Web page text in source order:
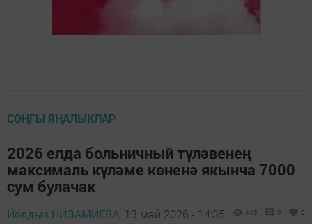
СОҢГЫ ЯҢАЛЫКЛАР
2026 елда больничный түләвенең
максималь күләме көненә якынча 7000
сум булачак
Йолдыз НИЗАМИЕВА, 13 май 2026 - 14:35 443 0 0